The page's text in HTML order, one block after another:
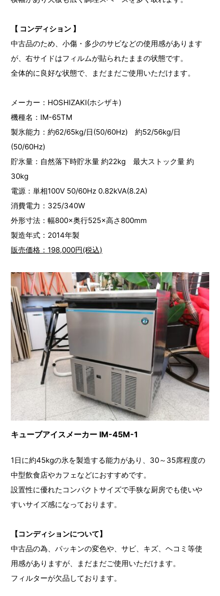
【 コンディション 】
中古品のため、小傷・多少のサビなどの使用感があります
が、右サイドはフィルムが貼られたままの状態です。
全体的に良好な状態で、まだまだご使用いただけます。
メーカー：HOSHIZAKI(ホシザキ)
機種名：IM-65TM
製氷能力：約62/65kg/日(50/60Hz) 約52/56kg/日
(50/60Hz)
貯氷量：自然落下時貯氷量 約22kg 最大ストック量 約
30kg
電源：単相100V 50/60Hz 0.82kVA(8.2A)
消費電力：325/340W
外形寸法：幅800×奥行525×高さ800mm
製造年式：2014年製
販売価格：198,000円(税込)
キューブアイスメーカー IM-45M-1
1日に約45kgの氷を製造する能力があり、30～35席程度の
中型飲食店やカフェなどにおすすめです。
設置性に優れたコンパクトサイズで手狭な厨房でも使いや
すいサイズ感になっております。
【コンディションについて】
中古品の為、パッキンの変色や、サビ、キズ、ヘコミ等使
用感がありますが、まだまだご使用いただけます。
フィルターが欠品しております。